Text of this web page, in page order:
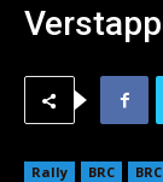
Rally BRC